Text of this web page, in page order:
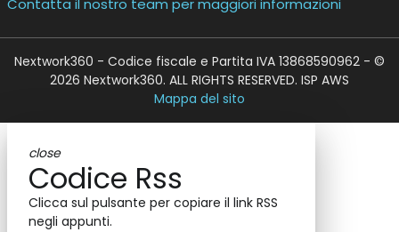
Contatta il nostro team per maggiori informazioni
Nextwork360 - Codice fiscale e Partita IVA 13868590962 - ©
2026 Nextwork360. ALL RIGHTS RESERVED. ISP AWS
Mappa del sito
close
Codice Rss
Clicca sul pulsante per copiare il link RSS
negli appunti.